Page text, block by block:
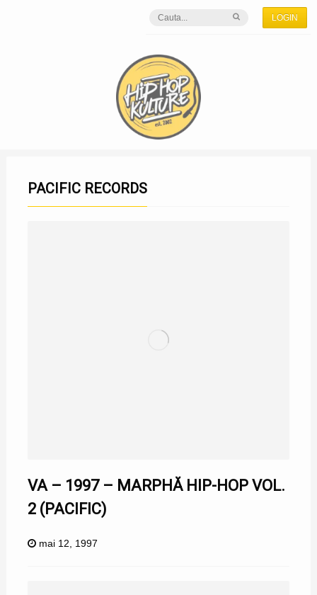
LOGIN
PACIFIC RECORDS
VA – 1997 – MARPHĂ HIP-HOP VOL.
2 (PACIFIC)
mai 12, 1997